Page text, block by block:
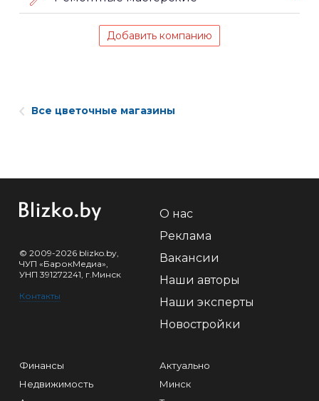
Добавить компанию
Все цветочные магазины
© 2009-2026 blizko.by,
ЧУП «БарокМедиа»,
УНП 391272241, г.Минск
Контакты
О нас
Реклама
Вакансии
Наши авторы
Наши эксперты
Новостройки
Финансы
Недвижимость
Актуально
Минск